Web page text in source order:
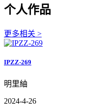
个人作品
更多相关 >
IPZZ-269
明里紬
2024-4-26